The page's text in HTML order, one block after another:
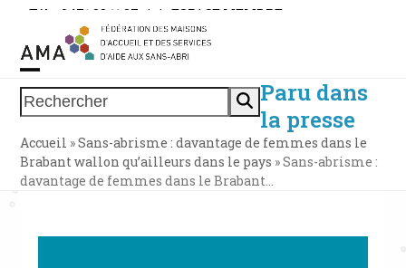
Skip
content
Tél. : 0471 38 11 37 | | ESPACE MEMBRE
Rechercher
Open
mobile
menu
Close
mobile
menu
Paru dans
la presse
Accueil »Sans-abrisme : davantage de femmes dans le
Brabant wallon qu’ailleurs dans le pays »Sans-abrisme :
davantage de femmes dans le Brabant…